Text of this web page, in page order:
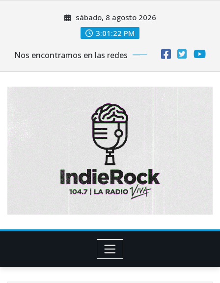
sábado, 8 agosto 2026
3:01:23 PM
Nos encontramos en las redes